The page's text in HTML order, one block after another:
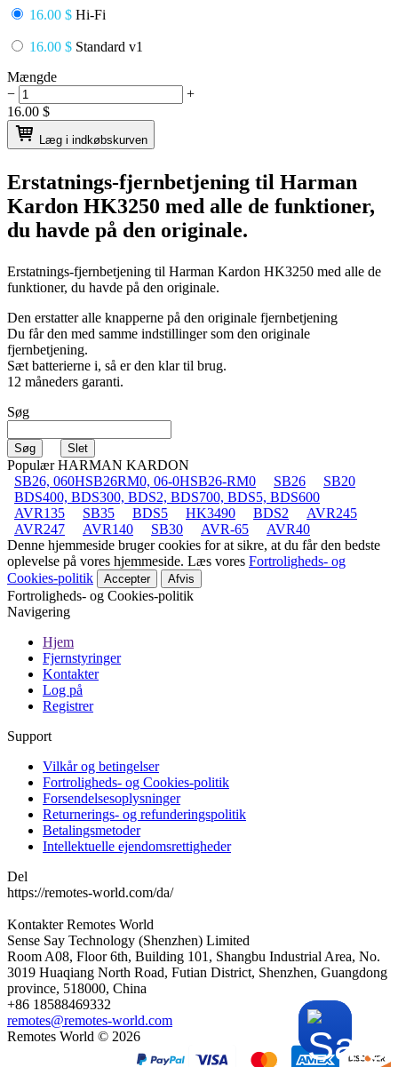
16.00 $ Hi-Fi
16.00 $ Standard v1
Mængde
−
+
16.00 $
Læg i indkøbskurven
Erstatnings-fjernbetjening til Harman
Kardon HK3250 med alle de funktioner,
du havde på den originale.
Erstatnings-fjernbetjening til Harman Kardon HK3250 med alle de
funktioner, du havde på den originale.
Den erstatter alle knapperne på den originale fjernbetjening
Du får den med samme indstillinger som den originale
fjernbetjening.
Sæt batterierne i, så er den klar til brug.
12 måneders garanti.
Søg
Populær HARMAN KARDON
SB26, 060HSB26RM0, 06-0HSB26-RM0
SB26
SB20
BDS400, BDS300, BDS2, BDS700, BDS5, BDS600
AVR135
SB35 BDS5 HK3490 BDS2
AVR245
AVR247
AVR140 SB30 AVR-65
AVR40
Denne hjemmeside bruger cookies for at sikre, at du får den bedste
oplevelse på vores hjemmeside. Læs vores Fortroligheds- og
Cookies-politik
Accepter Afvis
Fortroligheds- og Cookies-politik
Navigering
Hjem
Fjernstyringer
Kontakter
Log på
Registrer
Support
Vilkår og betingelser
Fortroligheds- og Cookies-politik
Forsendelsesoplysninger
Returnerings- og refunderingspolitik
Betalingsmetoder
Intellektuelle ejendomsrettigheder
Del
https://remotes-world.com/da/
Kontakter Remotes World
Sense Say Technology (Shenzhen) Limited
Room A08, Floor 6th, Building 101, Shangbu Industrial Area, No.
3019 Huaqiang North Road, Futian District, Shenzhen, Guangdong
province, 518000, China
+86 18588469332
remotes@remotes-world.com
Remotes World © 2026